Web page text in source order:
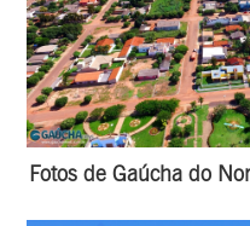
Fotos de Gaúcha do